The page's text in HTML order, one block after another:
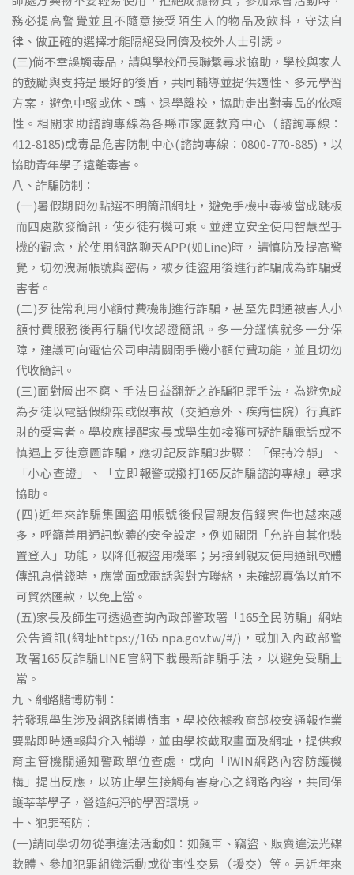
務必提高警覺並且不隨意接受陌生人的物品及飲料，守法自
律、做正確的選擇才能隔絕受同儕及校外人士引誘。
(三)倘不幸誤觸毒品，請與學校師長聯繫尋求協助，學校與家人
的鼓勵與支持是最好的後盾，共同輔導並提供適性、多元學習
方案，避免中輟或休、轉、退學離校，協助走出對毒品的依賴
性。相關求助諮詢專線為各縣市家庭教育中心（諮詢專線：
412-8185)或毒品危害防制中心(諮詢專線：0800-770-885)，以
協助青年學子遠離毒害。
八、詐騙防制：
(一)暑假期間勿點選不明簡訊網址，避免手機中毒被當成跳板
而四處散發簡訊，使歹徒有機可乘。並建立安全使用智慧型手
機的觀念，於使用網路聊天APP(如Line)時，請慎防及提高警
覺，切勿洩漏帳號與密碼，被歹徒盜用後進行詐騙成為詐騙受
害者。
(二)歹徒常利用小額付費機制進行詐騙，甚至先開通被害人小
額付費服務後再行騙代收認證簡訊。多一分謹慎就多一分保
障，建議可向電信公司申請關閉手機小額付費功能，並且切勿
代收簡訊。
(三)面對層出不窮、手法日益翻新之詐騙犯罪手法，為避免成
為歹徒以電話假綁架或假事故（交通意外、疾病住院）行真詐
財的受害者。學校應提醒家長或學生如接獲可疑詐騙電話或不
慎遇上歹徒意圖詐騙，應切記反詐騙3步驟：「保持冷靜」、
「小心查證」、「立即報警或撥打165反詐騙諮詢專線」尋求
協助。
(四)近年來詐騙集團盜用帳號後假冒親友借錢案件也越來越
多，呼籲善用通訊軟體的安全設定，例如關閉「允許自其他裝
置登入」功能，以降低被盜用機率；另接到親友使用通訊軟體
傳訊息借錢時，應當面或電話與對方聯絡，未確認真偽以前不
可貿然匯款，以免上當。
(五)家長及師生可透過查詢內政部警政署「165全民防騙」網站
公告資訊(網址https://165.npa.gov.tw/#/)，或加入內政部警
政署165反詐騙LINE官網下載最新詐騙手法，以避免受騙上
當。
九、網路賭博防制：
若發現學生涉及網路賭博情事，學校依據教育部校安通報作業
要點即時通報與介入輔導，並由學校截取畫面及網址，提供教
育主管機關通知警政單位查處，或向「iWIN網路內容防護機
構」提出反應，以防止學生接觸有害身心之網路內容，共同保
護莘莘學子，營造純淨的學習環境。
十、犯罪預防：
(一)請同學切勿從事違法活動如：如飆車、竊盜、販賣違法光碟
軟體、參加犯罪組織活動或從事性交易（援交）等。另近年來